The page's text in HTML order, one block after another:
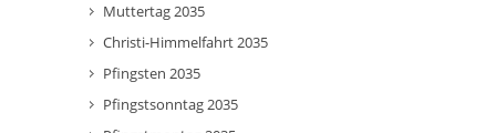
Muttertag 2035
Christi-Himmelfahrt 2035
Pfingsten 2035
Pfingstsonntag 2035